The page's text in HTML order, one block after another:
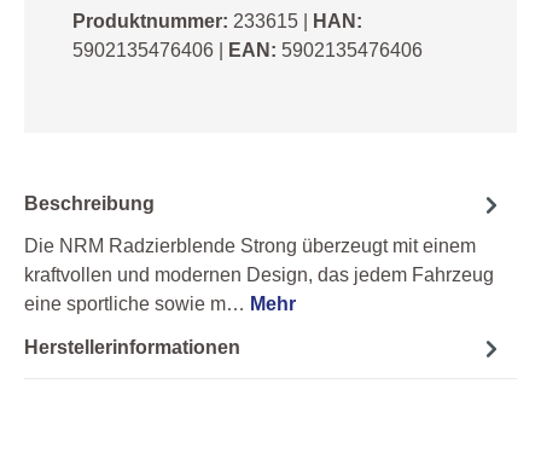
Produktnummer: 233615
HAN:
5902135476406
EAN: 5902135476406
Beschreibung
Die NRM Radzierblende Strong überzeugt mit einem
kraftvollen und modernen Design, das jedem Fahrzeug
eine sportliche sowie m… Mehr
Herstellerinformationen